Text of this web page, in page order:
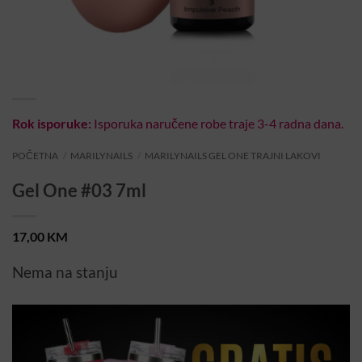
Rok isporuke: Isporuka naručene robe traje 3-4 radna dana.
POČETNA MARILYNAILS MARILYNAILS GEL ONE TRAJNI LAKOVI
Gel One #03 7ml
17,00 KM
Nema na stanju